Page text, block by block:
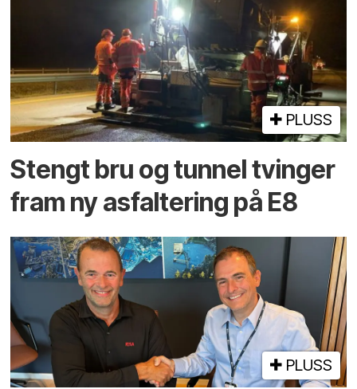
PLUSS
Stengt bru og tunnel tvinger
fram ny asfaltering på E8
PLUSS